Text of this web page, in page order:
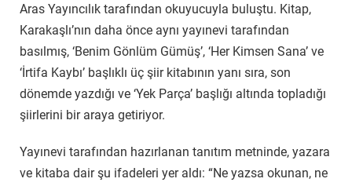
Aras Yayıncılık tarafından okuyucuyla buluştu. Kitap,
Karakaşlı’nın daha önce aynı yayınevi tarafından
basılmış, ‘Benim Gönlüm Gümüş’, ‘Her Kimsen Sana’ ve
‘İrtifa Kaybı’ başlıklı üç şiir kitabının yanı sıra, son
dönemde yazdığı ve ‘Yek Parça’ başlığı altında topladığı
şiirlerini bir araya getiriyor.
Yayınevi tarafından hazırlanan tanıtım metninde, yazara
ve kitaba dair şu ifadeleri yer aldı: “Ne yazsa okunan, ne